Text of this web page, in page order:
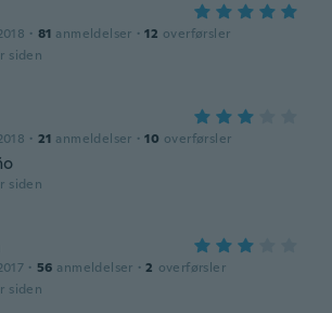
· 81 anmeldelser · 12 overførsler
siden
· 21 anmeldelser · 10 overførsler
siden
· 56 anmeldelser · 2 overførsler
siden